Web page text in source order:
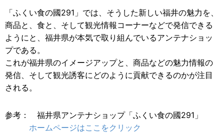
「ふくい食の國291」では、そうした新しい福井の魅力を、
商品と、食と、そして観光情報コーナーなどで発信できる
ようにと、福井県が本気で取り組んでいるアンテナショッ
プである。
これが福井県のイメージアップと、商品などの魅力情報の
発信、そして観光誘客にどのように貢献できるのかが注目
される。
参考： 福井県アンテナショップ「ふくい食の國291」
ホームページはここをクリック